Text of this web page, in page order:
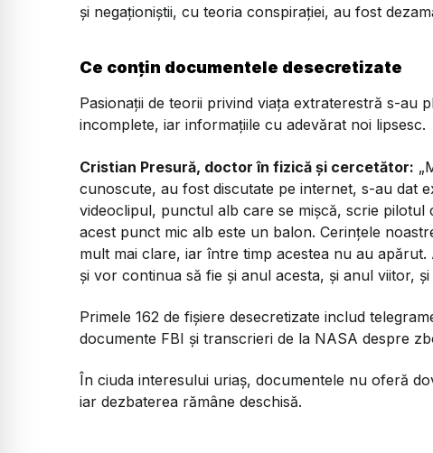
și negaționiștii, cu teoria conspirației, au fost
Ce conțin documentele desecretizate
Pasionații de teorii privind viața extraterestră s-au
incomplete, iar informațiile cu adevărat noi lipsesc.
Cristian Presură, doctor în fizică și cercetător:
cunoscute, au fost discutate pe internet, s-au dat
videoclipul, punctul alb care se mișcă, scrie
acest punct mic alb este un balon. Cerințele
mult mai clare, iar între timp acestea nu au
și vor continua să fie și anul acesta, și anul viitor, și
Primele 162 de fișiere desecretizate includ
documente FBI și transcrieri de la NASA despre
În ciuda interesului uriaș, documentele nu oferă
iar dezbaterea rămâne deschisă.